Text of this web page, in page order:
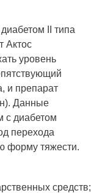
II типа
Актос
уровень
и препарат
Данные
с диабетом
перехода
форму тяжести.
средств;